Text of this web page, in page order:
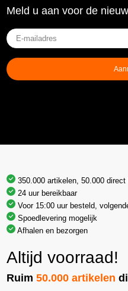
Meld u aan voor de
E-
mailadres(Vereist)
350.000 artikelen, 50.000 direct
24 uur bereikbaar
Voor 15:00 uur besteld,
Spoedlevering mogelijk
Afhalen en bezorgen
Altijd voorraad!
Ruim50.000 artikelen